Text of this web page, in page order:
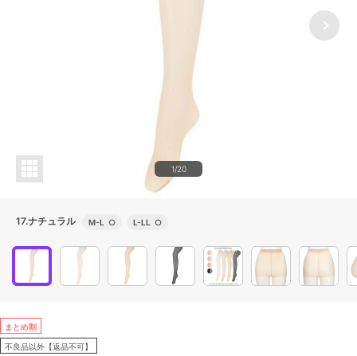
1/20
17.ナチュラル M-L ○ L-LL ○
まとめ割
不良品以外【返品不可】